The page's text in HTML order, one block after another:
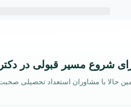
شروع مسیر قبولی در
حالا با مشاوران استعداد تحصیلی